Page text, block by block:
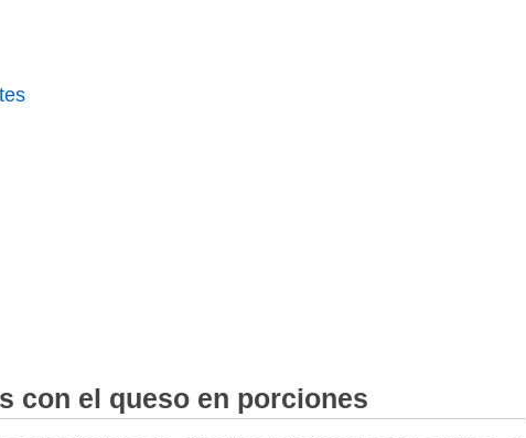
con el queso en porciones